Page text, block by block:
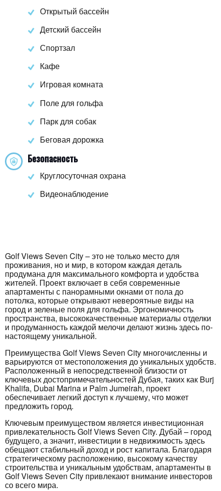
Открытый бассейн
Детский бассейн
Спортзал
Кафе
Игровая комната
Поле для гольфа
Парк для собак
Беговая дорожка
Безопасность
Круглосуточная охрана
Видеонаблюдение
Golf Views Seven City – это не только место для
проживания, но и мир, в котором каждая деталь
продумана для максимального комфорта и удобства
жителей. Проект включает в себя современные
апартаменты с панорамными окнами от пола до
потолка, которые открывают невероятные виды на
город и зеленые поля для гольфа. Эргономичность
пространства, высококачественные материалы отделки
и продуманность каждой мелочи делают жизнь здесь по-
настоящему уникальной.
Преимущества Golf Views Seven City многочисленны и
варьируются от местоположения до уникальных удобств.
Расположенный в непосредственной близости от
ключевых достопримечательностей Дубая, таких как Burj
Khalifa, Dubai Marina и Palm Jumeirah, проект
обеспечивает легкий доступ к лучшему, что может
предложить город.
Ключевым преимуществом является инвестиционная
привлекательность Golf Views Seven City. Дубай – город
будущего, а значит, инвестиции в недвижимость здесь
обещают стабильный доход и рост капитала. Благодаря
стратегическому расположению, высокому качеству
строительства и уникальным удобствам, апартаменты в
Golf Views Seven City привлекают внимание инвесторов
со всего мира.